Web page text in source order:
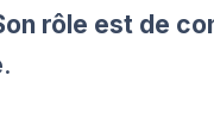
rôle est de
.